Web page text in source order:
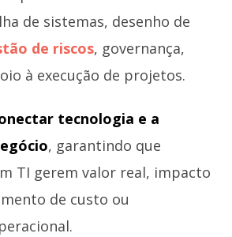
de sistemas, desenho de
de riscos, governança,
à execução de projetos.
tecnologia e a
, garantindo que
TI gerem valor real, impacto
de custo ou